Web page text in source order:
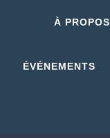
À PROPOS
ÉVÉNEMENTS